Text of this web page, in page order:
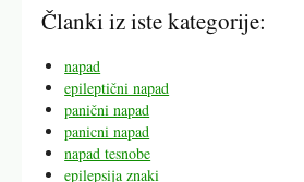
Članki iz iste kategorije:
napad
epileptični napad
panični napad
panicni napad
napad tesnobe
epilepsija znaki